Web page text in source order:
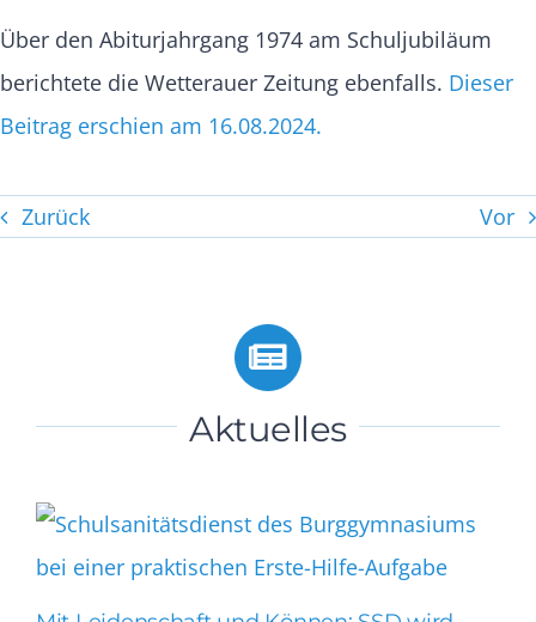
Über den Abiturjahrgang 1974 am Schuljubiläum
berichtete die Wetterauer Zeitung ebenfalls. Dieser
Beitrag erschien am 16.08.2024.
Zurück Vor
Aktuelles